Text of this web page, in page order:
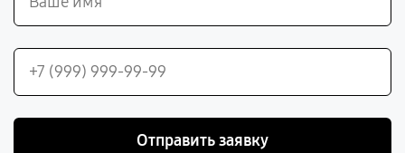
Отправить заявку